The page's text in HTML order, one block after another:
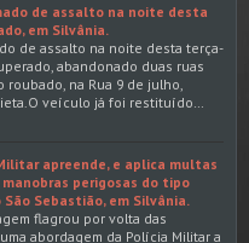
de assalto na noite desta
em Silvânia.
de assalto na noite desta terça-
abandonado duas ruas
na Rua 9 de julho,
veículo já foi restituído…
apreende, e aplica multas
perigosas do tipo
Sebastião, em Silvânia.
flagrou por volta das
abordagem da Polícia Militar a